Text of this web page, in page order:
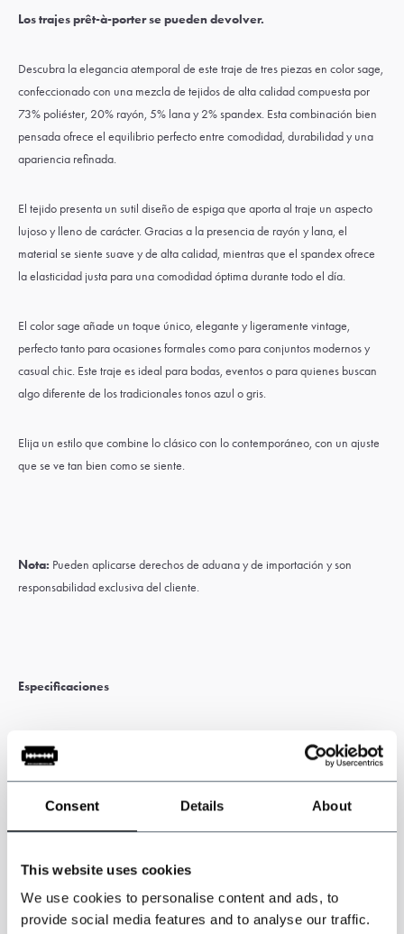
Consent Details About
This website uses cookies
We use cookies to personalise content and ads, to
provide social media features and to analyse our traffic.
Los trajes prêt-à-porter se pueden devolver.
Descubra la elegancia atemporal de este traje de tres piezas en color sage,
confeccionado con una mezcla de tejidos de alta calidad compuesta por
73% poliéster, 20% rayón, 5% lana y 2% spandex. Esta combinación bien
pensada ofrece el equilibrio perfecto entre comodidad, durabilidad y una
apariencia refinada.
El tejido presenta un sutil diseño de espiga que aporta al traje un aspecto
lujoso y lleno de carácter. Gracias a la presencia de rayón y lana, el
material se siente suave y de alta calidad, mientras que el spandex ofrece
la elasticidad justa para una comodidad óptima durante todo el día.
El color sage añade un toque único, elegante y ligeramente vintage,
perfecto tanto para ocasiones formales como para conjuntos modernos y
casual chic. Este traje es ideal para bodas, eventos o para quienes buscan
algo diferente de los tradicionales tonos azul o gris.
Elija un estilo que combine lo clásico con lo contemporáneo, con un ajuste
que se ve tan bien como se siente.
Nota: Pueden aplicarse derechos de aduana y de importación y son
responsabilidad exclusiva del cliente.
Especificaciones
Traje de 3 piezas
Inspirado por Peaky Blinders
Color: Salvia verde